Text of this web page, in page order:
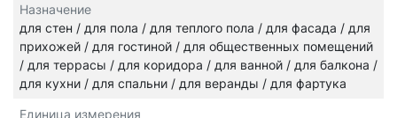
Назначение
для стен / для пола / для теплого пола / для фасада / для
прихожей / для гостиной / для общественных помещений
/ для террасы / для коридора / для ванной / для балкона /
для кухни / для спальни / для веранды / для фартука
Единица измерения